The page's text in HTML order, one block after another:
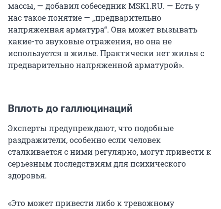
массы, — добавил собеседник MSK1.RU. — Есть у
нас такое понятие — „предварительно
напряженная арматура“. Она может вызывать
какие-то звуковые отражения, но она не
используется в жилье. Практически нет жилья с
предварительно напряженной арматурой».
Вплоть до галлюцинаций
Эксперты предупреждают, что подобные
раздражители, особенно если человек
сталкивается с ними регулярно, могут привести к
серьезным последствиям для психического
здоровья.
«Это может привести либо к тревожному